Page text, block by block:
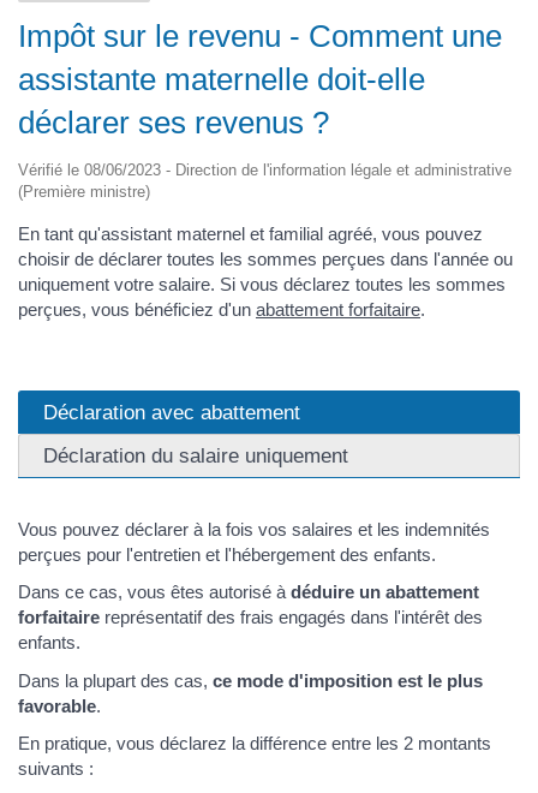
Impôt sur le revenu - Comment une
assistante maternelle doit-elle
déclarer ses revenus ?
Vérifié le 08/06/2023 - Direction de l'information légale et administrative
(Première ministre)
En tant qu'assistant maternel et familial agréé, vous pouvez
choisir de déclarer toutes les sommes perçues dans l'année ou
uniquement votre salaire. Si vous déclarez toutes les sommes
perçues, vous bénéficiez d'un abattement forfaitaire.
Déclaration avec abattement
Déclaration du salaire uniquement
Vous pouvez déclarer à la fois vos salaires et les indemnités
perçues pour l'entretien et l'hébergement des enfants.
Dans ce cas, vous êtes autorisé à déduire un abattement
forfaitaire représentatif des frais engagés dans l'intérêt des
enfants.
Dans la plupart des cas, ce mode d'imposition est le plus
favorable.
En pratique, vous déclarez la différence entre les 2 montants
suivants :